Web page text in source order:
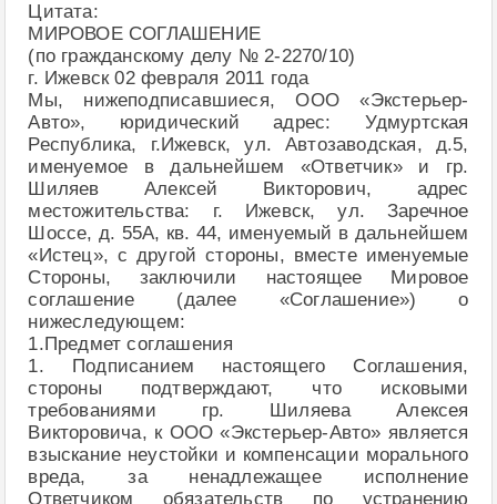
Цитата:
МИРОВОЕ СОГЛАШЕНИЕ
(по гражданскому делу № 2-2270/10)
г. Ижевск 02 февраля 2011 года
Мы, нижеподписавшиеся, ООО «Экстерьер-
Авто», юридический адрес: Удмуртская
Республика, г.Ижевск, ул. Автозаводская, д.5,
именуемое в дальнейшем «Ответчик» и гр.
Шиляев Алексей Викторович, адрес
местожительства: г. Ижевск, ул. Заречное
Шоссе, д. 55А, кв. 44, именуемый в дальнейшем
«Истец», с другой стороны, вместе именуемые
Стороны, заключили настоящее Мировое
соглашение (далее «Соглашение») о
нижеследующем:
1.Предмет соглашения
1. Подписанием настоящего Соглашения,
стороны подтверждают, что исковыми
требованиями гр. Шиляева Алексея
Викторовича, к ООО «Экстерьер-Авто» является
взыскание неустойки и компенсации морального
вреда, за ненадлежащее исполнение
Ответчиком обязательств по устранению